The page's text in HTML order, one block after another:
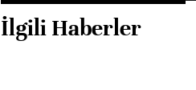
İlgili Haberler